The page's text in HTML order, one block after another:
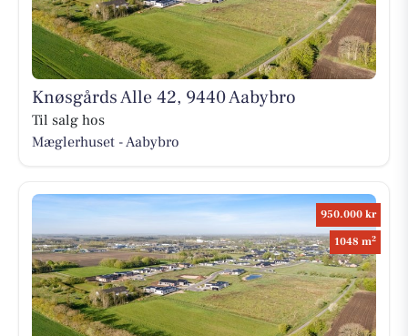
Knøsgårds Alle 42, 9440 Aabybro
Til salg hos
Mæglerhuset - Aabybro
950.000 kr
1048 m2